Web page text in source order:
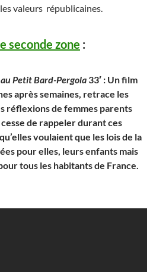
valeurs républicaines.
seconde zone :
Petit Bard-Pergola 33′ : Un film
après semaines, retrace les
réflexions de femmes parents
cesse de rappeler durant ces
voulaient que les lois de la
pour elles, leurs enfants mais
tous les habitants de France.